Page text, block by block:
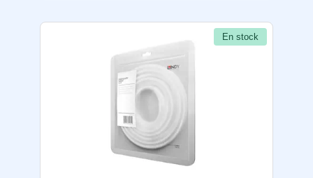
En stock